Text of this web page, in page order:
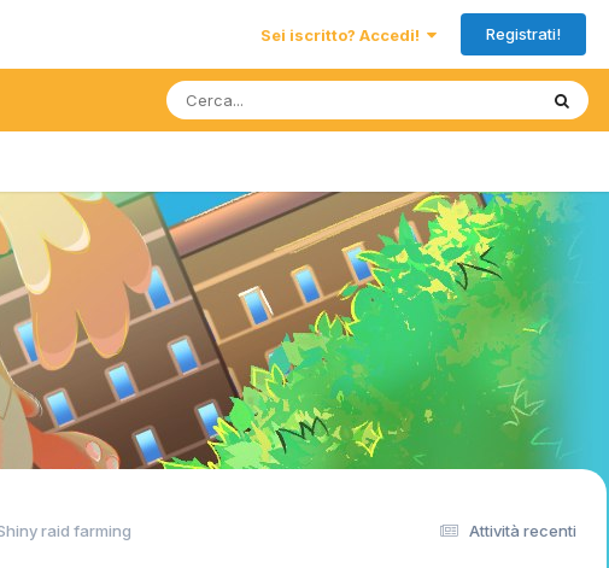
Sei iscritto? Accedi! Registrati!
Attività recenti
raid farming